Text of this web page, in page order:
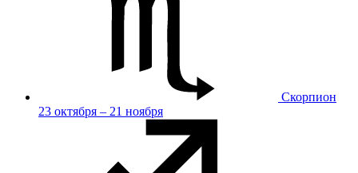
Скорпион
23 октября – 21 ноября